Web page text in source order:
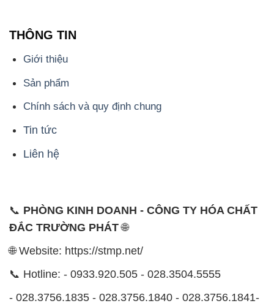
THÔNG TIN
Giới thiệu
Sản phẩm
Chính sách và quy định chung
Tin tức
Liên hệ
📞 PHÒNG KINH DOANH - CÔNG TY HÓA CHẤT
ĐẮC TRƯỜNG PHÁT🌐
🌐 Website: https://stmp.net/
📞 Hotline: - 0933.920.505 - 028.3504.5555
- 028.3756.1835 - 028.3756.1840 - 028.3756.1841-